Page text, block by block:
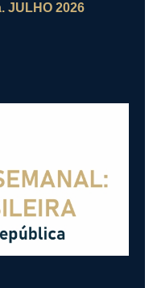
JULHO 2026